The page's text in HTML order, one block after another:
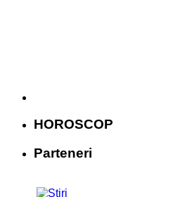
HOROSCOP
Parteneri